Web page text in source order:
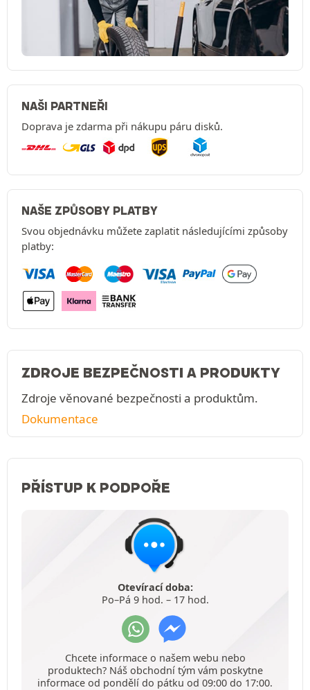
NAŠI PARTNEŘI
Doprava je zdarma při nákupu páru disků.
NAŠE ZPŮSOBY PLATBY
Svou objednávku můžete zaplatit následujícími způsoby
platby:
ZDROJE BEZPEČNOSTI A PRODUKTY
Zdroje věnované bezpečnosti a produktům.
Dokumentace
PŘÍSTUP K PODPOŘE
Otevírací doba:
Po–Pá 9 hod. – 17 hod.
Chcete informace o našem webu nebo
produktech? Náš obchodní tým vám poskytne
informace od pondělí do pátku od 09:00 do 17:00.